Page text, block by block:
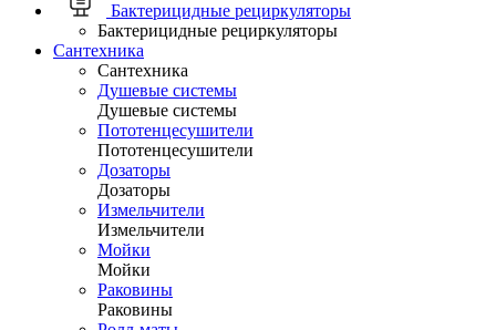
Бактерицидные рециркуляторы
Бактерицидные рециркуляторы
Сантехника
Сантехника
Душевые системы
Душевые системы
Пототенцесушители
Пототенцесушители
Дозаторы
Дозаторы
Измельчители
Измельчители
Мойки
Мойки
Раковины
Раковины